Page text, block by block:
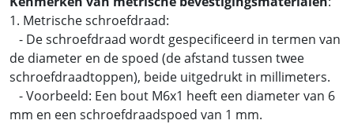
1. Metrische schroefdraad:
- De schroefdraad wordt gespecificeerd in termen van
de diameter en de spoed (de afstand tussen twee
schroefdraadtoppen), beide uitgedrukt in millimeters.
- Voorbeeld: Een bout M6x1 heeft een diameter van 6
mm en een schroefdraadspoed van 1 mm.